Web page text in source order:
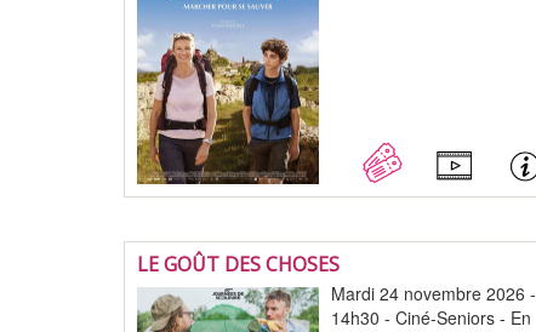
LE GOÛT DES CHOSES
Mardi 24 novembre 2026 -
14h30 - Ciné-Seniors - En